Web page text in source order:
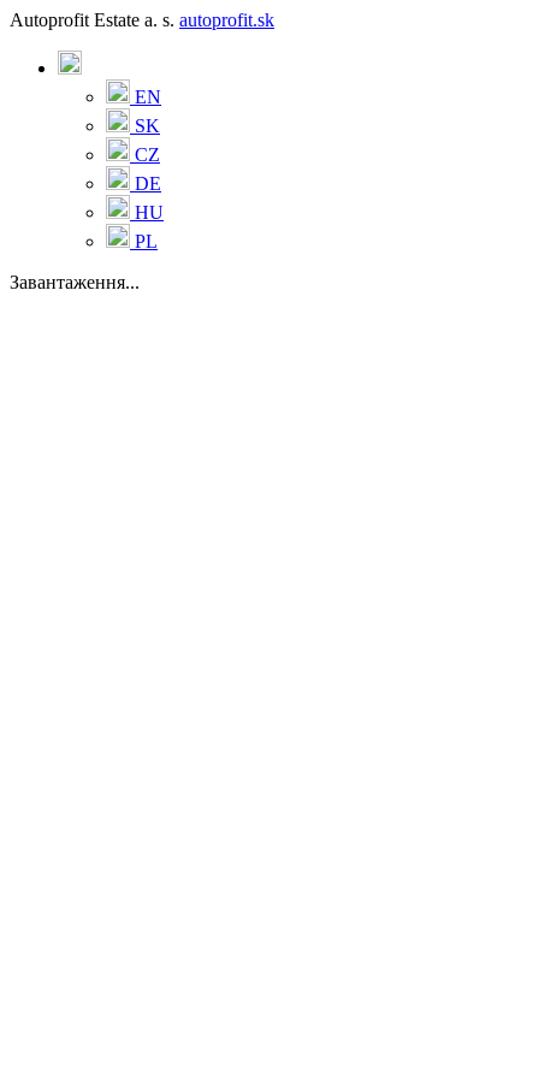
Autoprofit Estate a. s. autoprofit.sk
EN
SK
CZ
DE
HU
PL
Завантаження...